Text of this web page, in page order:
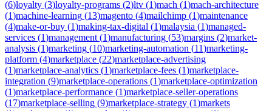
(6)loyalty (3)loyalty-programs (2)ltv (1)mach (1)mach-architecture
(1)machine-learning (13)magento (4)mailchimp (1)maintenance
(4)make-or-buy (1)making-tax-digital (1)malaysia (1)managed-
services (1)management (1)manufacturing (53)margins (2)market-
analysis (1)marketing (10)marketing-automation (11)marketing-
platform (4)marketplace (22)marketplace-advertising
(1)marketplace-analytics (1)marketplace-fees (1)marketplace-
integration (9)marketplace-operations (1)marketplace-optimization
(1)marketplace-performance (1)marketplace-seller-operations
(17)marketplace-selling (9)marketplace-strategy (1)markets